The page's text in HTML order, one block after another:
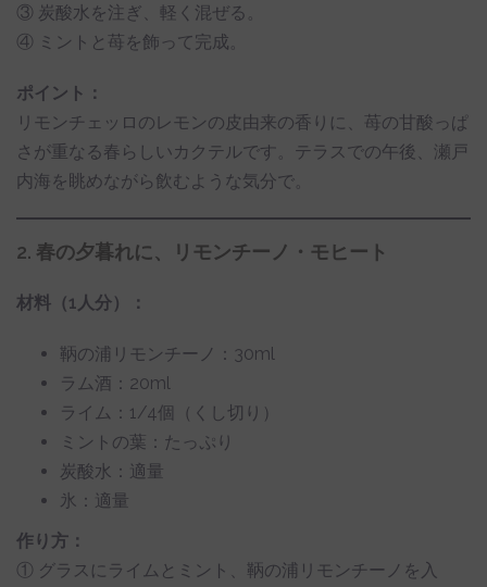
③ 炭酸水を注ぎ、軽く混ぜる。
④ ミントと苺を飾って完成。
ポイント：
リモンチェッロのレモンの皮由来の香りに、苺の甘酸っぱ
さが重なる春らしいカクテルです。テラスでの午後、瀬戸
内海を眺めながら飲むような気分で。
2. 春の夕暮れに、リモンチーノ・モヒート
材料（1人分）：
鞆の浦リモンチーノ：30ml
ラム酒：20ml
ライム：1/4個（くし切り）
ミントの葉：たっぷり
炭酸水：適量
氷：適量
作り方：
① グラスにライムとミント、鞆の浦リモンチーノを入